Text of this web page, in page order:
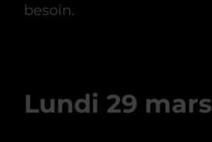
besoin.
Lundi 29 mars